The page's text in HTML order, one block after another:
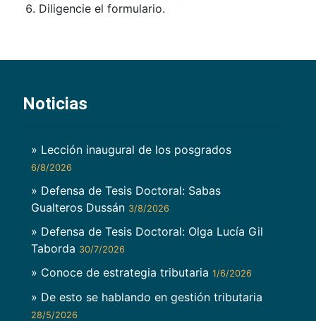
Diligencie el formulario.
Noticias
» Lección inaugural de los posgrados
6/8/2026
» Defensa de Tesis Doctoral: Sabas
Gualteros Dussán 3/8/2026
» Defensa de Tesis Doctoral: Olga Lucía Gil
Taborda 30/7/2026
» Conoce de estrategia tributaria 1/6/2026
» De esto se hablando en gestión tributaria
28/5/2026